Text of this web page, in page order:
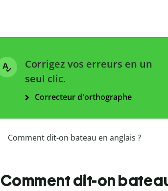
Corrigez vos erreurs en un
seul clic.
Correcteur d'orthographe
Comment dit-on bateau en anglais ?
Comment dit-on